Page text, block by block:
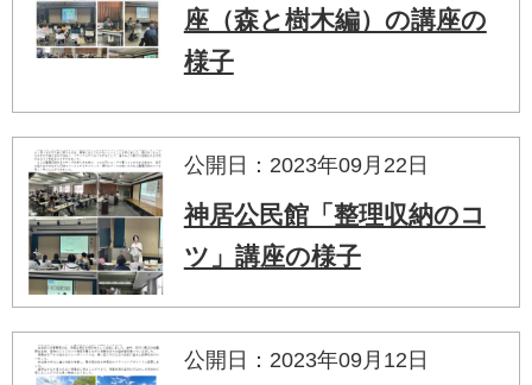
座（森と樹木編）の講座の
様子
公開日：2023年09月22日
神居公民館「整理収納のコ
ツ」講座の様子
公開日：2023年09月12日